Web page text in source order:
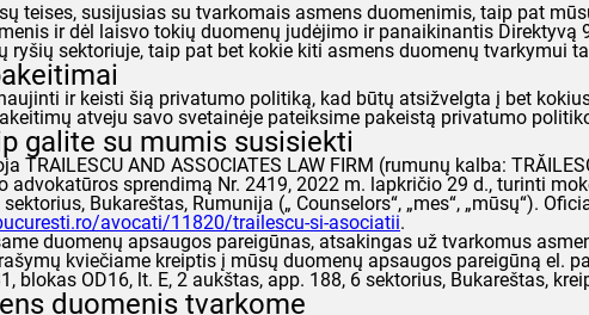
teises, susijusias su tvarkomais asmens duomenimis, taip pat
ir dėl laisvo tokių duomenų judėjimo ir panaikinantis Direktyvą
ryšių sektoriuje, taip pat bet kokie kiti asmens duomenų
ir keisti šią privatumo politiką, kad būtų atsižvelgta į bet
atveju savo svetainėje pateiksime pakeistą privatumo
galite su mumis susisiekti
TRAILESCU AND ASSOCIATES LAW FIRM (rumunų kalba:
advokatūros sprendimą Nr. 2419, 2022 m. lapkričio 29 d., turinti
Bukareštas, Rumunija („ Counselors“, „mes“, „mūsų“).
avocati/11820/trailescu-si-asociatii.
duomenų apsaugos pareigūnas, atsakingas už tvarkomus
kviečiame kreiptis į mūsų duomenų apsaugos pareigūną el.
blokas OD16, lt. E, 2 aukštas, app. 188, 6 sektorius, Bukareštas,
duomenis tvarkome